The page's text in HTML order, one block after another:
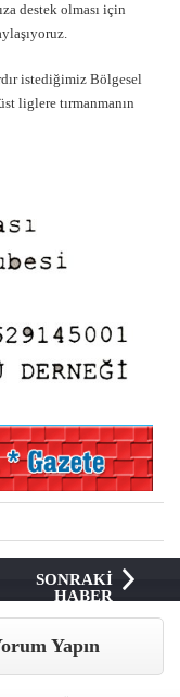
destek olması için
istediğimiz Bölgesel
liglere tırmanmanın
SONRAKİ
HABER
Yapın